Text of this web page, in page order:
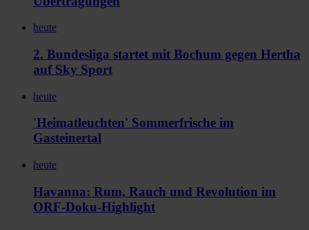
heute
2. Bundesliga startet mit Bochum gegen Hertha
auf Sky Sport
heute
'Heimatleuchten' Sommerfrische im
Gasteinertal
heute
Havanna: Rum, Rauch und Revolution im
ORF-Doku-Highlight